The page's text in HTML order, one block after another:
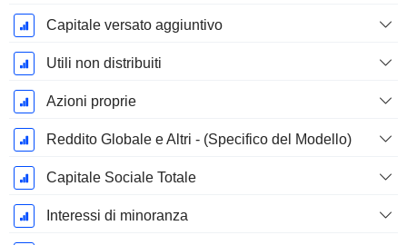
Capitale versato aggiuntivo
Utili non distribuiti
Azioni proprie
Reddito Globale e Altri - (Specifico del Modello)
Capitale Sociale Totale
Interessi di minoranza